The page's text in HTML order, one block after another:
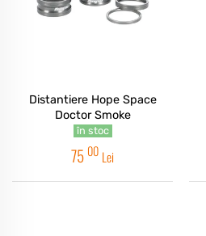
Distantiere Hope Space
Doctor Smoke
în stoc
75 00 Lei